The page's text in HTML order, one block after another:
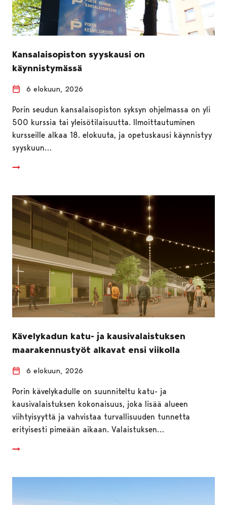
Kansalaisopiston syyskausi on
käynnistymässä
6 elokuun, 2026
Porin seudun kansalaisopiston syksyn ohjelmassa on yli
500 kurssia tai yleisötilaisuutta. Ilmoittautuminen
kursseille alkaa 18. elokuuta, ja opetuskausi käynnistyy
syyskuun…
Kävelykadun katu- ja kausivalaistuksen
maarakennustyöt alkavat ensi viikolla
6 elokuun, 2026
Porin kävelykadulle on suunniteltu katu- ja
kausivalaistuksen kokonaisuus, joka lisää alueen
viihtyisyyttä ja vahvistaa turvallisuuden tunnetta
erityisesti pimeään aikaan. Valaistuksen…